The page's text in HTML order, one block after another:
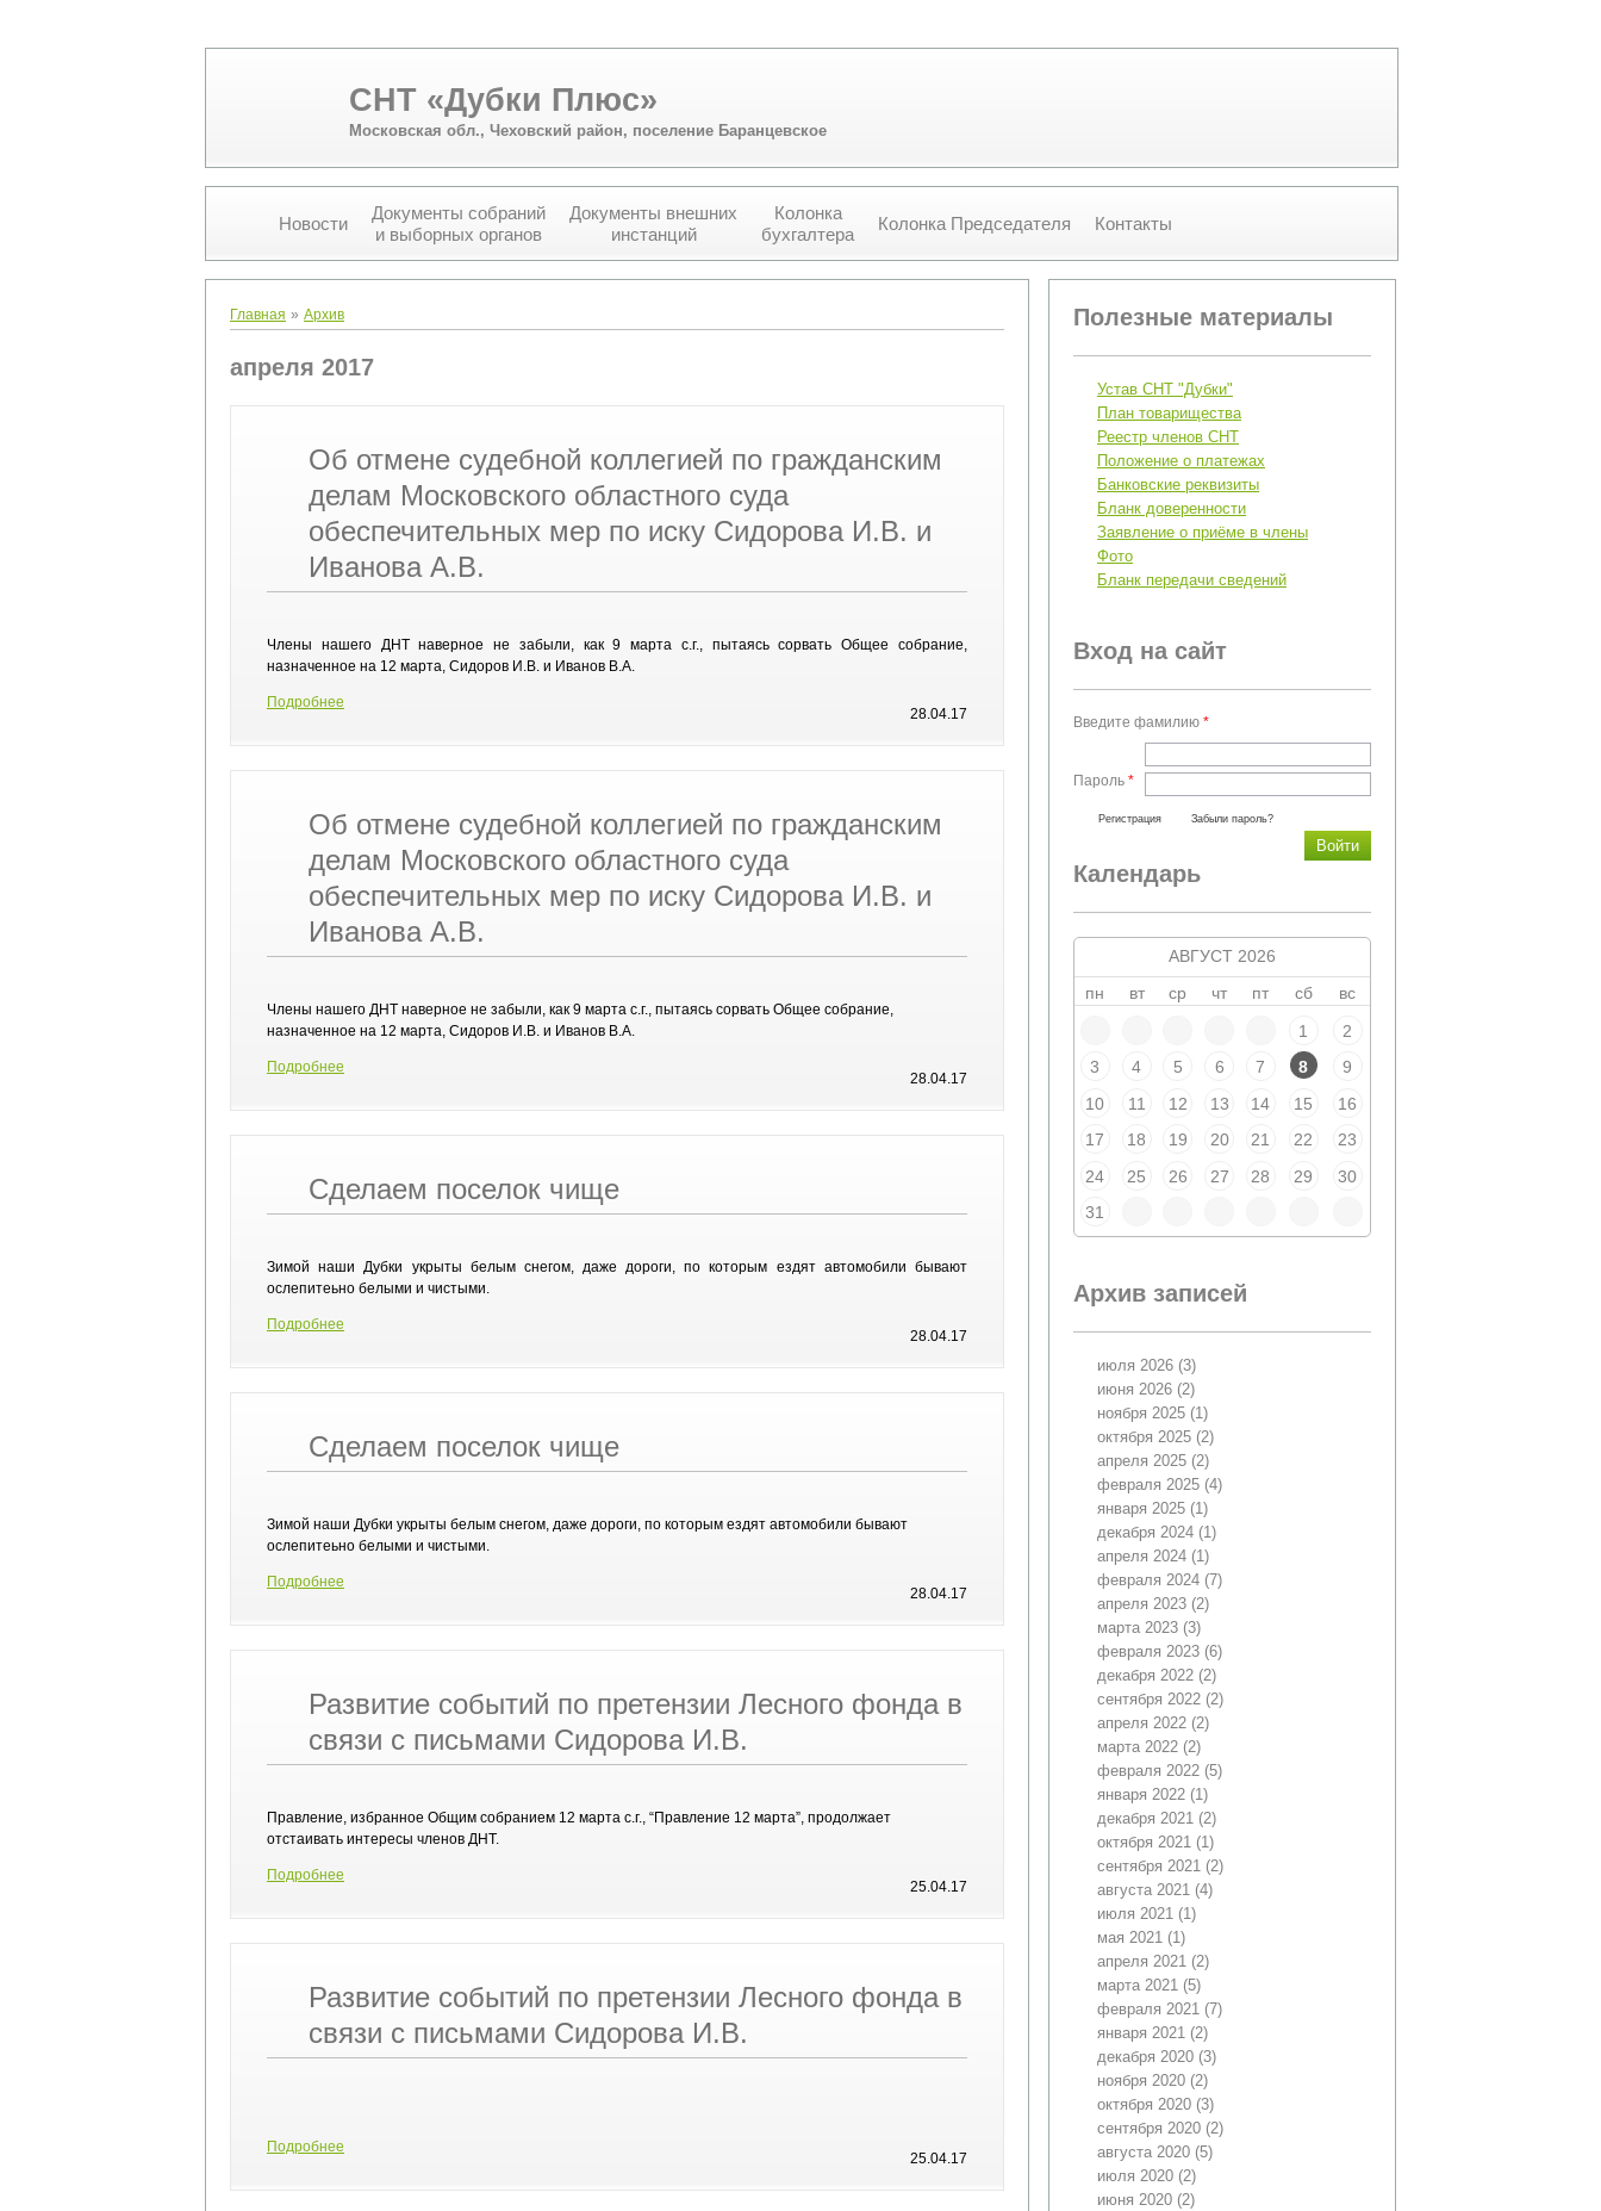
СНТ «Дубки Плюс»
Московская обл., Чеховский район, поселение Баранцевское
Новости
Документы собраний
и выборных органов
Документы внешних
инстанций
Колонка
бухгалтера
Колонка Председателя Контакты
Вы здесь
Главная » Архив
апреля 2017
Об отмене судебной коллегией по гражданским
делам Московского областного суда
обеспечительных мер по иску Сидорова И.В. и
Иванова А.В.
Члены нашего ДНТ наверное не забыли, как 9 марта с.г., пытаясь сорвать Общее собрание,
назначенное на 12 марта, Сидоров И.В. и Иванов В.А.
Подробнее
28.04.17
Об отмене судебной коллегией по гражданским
делам Московского областного суда
обеспечительных мер по иску Сидорова И.В. и
Иванова А.В.
Члены нашего ДНТ наверное не забыли, как 9 марта с.г., пытаясь сорвать Общее собрание,
назначенное на 12 марта, Сидоров И.В. и Иванов В.А.
Подробнее
28.04.17
Сделаем поселок чище
Зимой наши Дубки укрыты белым снегом, даже дороги, по которым ездят автомобили бывают
ослепитеьно белыми и чистыми.
Подробнее
28.04.17
Сделаем поселок чище
Зимой наши Дубки укрыты белым снегом, даже дороги, по которым ездят автомобили бывают
ослепитеьно белыми и чистыми.
Подробнее
28.04.17
Развитие событий по претензии Лесного фонда в
связи с письмами Сидорова И.В.
Правление, избранное Общим собранием 12 марта с.г., “Правление 12 марта”, продолжает
отстаивать интересы членов ДНТ.
Подробнее
25.04.17
Развитие событий по претензии Лесного фонда в
связи с письмами Сидорова И.В.
Подробнее
25.04.17
Полезные материалы
Устав CНТ "Дубки"
План товарищества
Реестр членов CНТ
Положение о платежах
Банковские реквизиты
Бланк доверенности
Заявление о приёме в члены
Фото
Бланк передачи сведений
Вход на сайт
Введите фамилию *
Пароль *
Регистрация Забыли пароль?
Календарь
пн вт ср чт пт сб вс
1
2
3
4 5 6 7 8
9
10
11 12 13 14 15
16
17
18 19 20 21 22
23
24
25 26 27 28 29
30
31
АВГУСТ 2026
Архив записей
июля 2026 (3)
июня 2026 (2)
ноября 2025 (1)
октября 2025 (2)
апреля 2025 (2)
февраля 2025 (4)
января 2025 (1)
декабря 2024 (1)
апреля 2024 (1)
февраля 2024 (7)
апреля 2023 (2)
марта 2023 (3)
февраля 2023 (6)
декабря 2022 (2)
сентября 2022 (2)
апреля 2022 (2)
марта 2022 (2)
февраля 2022 (5)
января 2022 (1)
декабря 2021 (2)
октября 2021 (1)
сентября 2021 (2)
августа 2021 (4)
июля 2021 (1)
мая 2021 (1)
апреля 2021 (2)
марта 2021 (5)
февраля 2021 (7)
января 2021 (2)
декабря 2020 (3)
ноября 2020 (2)
октября 2020 (3)
сентября 2020 (2)
августа 2020 (5)
июля 2020 (2)
июня 2020 (2)